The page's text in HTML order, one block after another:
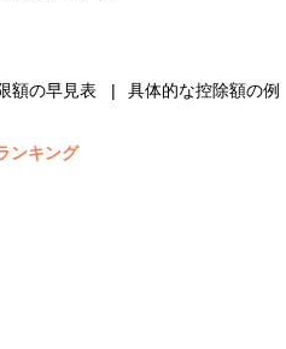
額の早見表 具体的な控除額の例
ンキング